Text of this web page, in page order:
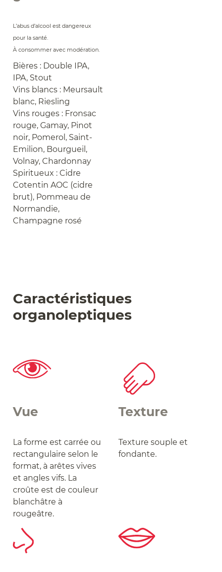
L’abus d’alcool est dangereux
pour la santé.
À consommer avec modération.
Bières : Double IPA,
IPA, Stout
Vins blancs : Meursault
blanc, Riesling
Vins rouges : Fronsac
rouge, Gamay, Pinot
noir, Pomerol, Saint-
Emilion, Bourgueil,
Volnay, Chardonnay
Spiritueux : Cidre
Cotentin AOC (cidre
brut), Pommeau de
Normandie,
Champagne rosé
Caractéristiques
organoleptiques
Vue
La forme est carrée ou
rectangulaire selon le
format, à arêtes vives
et angles vifs. La
croûte est de couleur
blanchâtre à
rougeâtre.
Texture
Texture souple et
fondante.